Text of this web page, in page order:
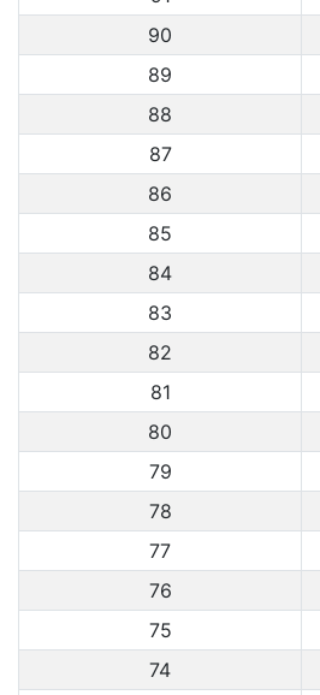
90
89
88
87
86
85
84
83
82
81
80
79
78
77
76
75
74